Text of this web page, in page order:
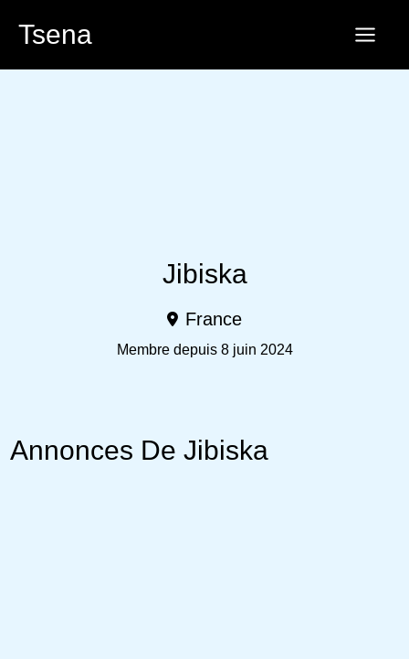
auTsena
Jibiska
France
Membre depuis 8 juin 2024
Annonces De Jibiska